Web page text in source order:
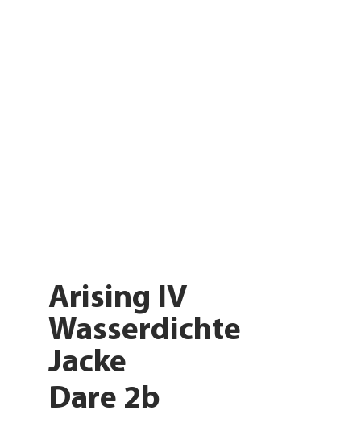
Arising IV
Wasserdichte
Jacke
Dare 2b